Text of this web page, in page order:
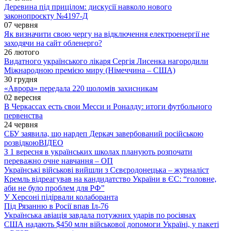
Деревина під прицілом: дискусії навколо нового
законопроєкту №4197-Д
07 червня
Як визначити свою чергу на відключення електроенергії не
заходячи на сайт обленерго?
26 лютого
Видатного українського лікаря Сергія Лисенка нагородили
Міжнародною премією миру (Німеччина – США)
30 грудня
«Аврора» передала 220 шоломів захисникам
02 вересня
В Черкассах есть свои Месси и Роналду: итоги футбольного
первенства
24 червня
СБУ заявила, що нардеп Деркач завербований російською
розвідкоюВІДЕО
З 1 вересня в українських школах планують розпочати
переважно очне навчання – ОП
Українські військові вийшли з Сєвєродонецька – журналіст
Кремль відреагував на кандидатство України в ЄС: “головне,
аби не було проблем для РФ”
У Херсоні підірвали колаборанта
Під Рязанню в Росії впав Іл-76
Українська авіація завдала потужних ударів по росіянах
США надають $450 млн військової допомоги Україні, у пакеті